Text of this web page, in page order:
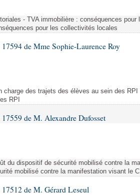
- TVA immobilière : conséquences
pour les collectivités locales
17594 de Mme Sophie-Laurence Roy
charge des trajets des élèves au sein des
RPI
17559 de M. Alexandre Dufosset
du dispositif de sécurité mobilisé contre la
mobilisé contre la manifestation visant le
17512 de M. Gérard Leseul